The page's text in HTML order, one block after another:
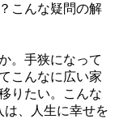
こんな疑問の解
。手狭になって
こんなに広い家
りたい。こんな
は、人生に幸せを